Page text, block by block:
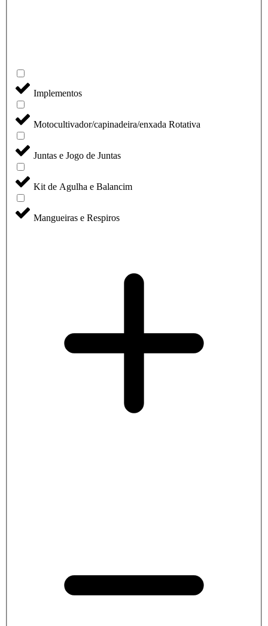
Implementos
Motocultivador/capinadeira/enxada Rotativa
Juntas e Jogo de Juntas
Kit de Agulha e Balancim
Mangueiras e Respiros